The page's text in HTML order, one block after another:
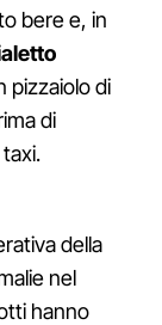
bere e, in
pizzaiolo di
di
della
nel
hanno